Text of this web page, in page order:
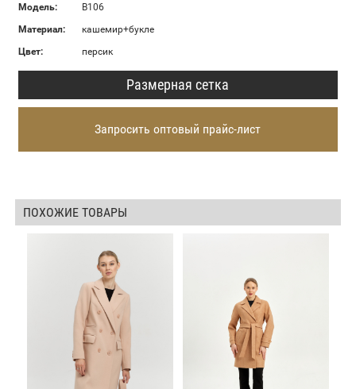
Модель:
В106
Материал:
кашемир+букле
Цвет:
персик
Размерная сетка
Запросить оптовый прайс-лист
ПОХОЖИЕ ТОВАРЫ